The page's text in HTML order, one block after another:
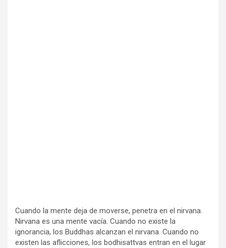
Cuando la mente deja de moverse, penetra en el nirvana.
Nirvana es una mente vacía. Cuando no exis­te la
ignorancia, los Buddhas alcanzan el nirvana. Cuando no
existen las aflicciones, los bodhisattvas entran en el lugar